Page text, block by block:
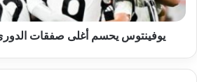
يوفينتوس يحسم أغلى صفقات